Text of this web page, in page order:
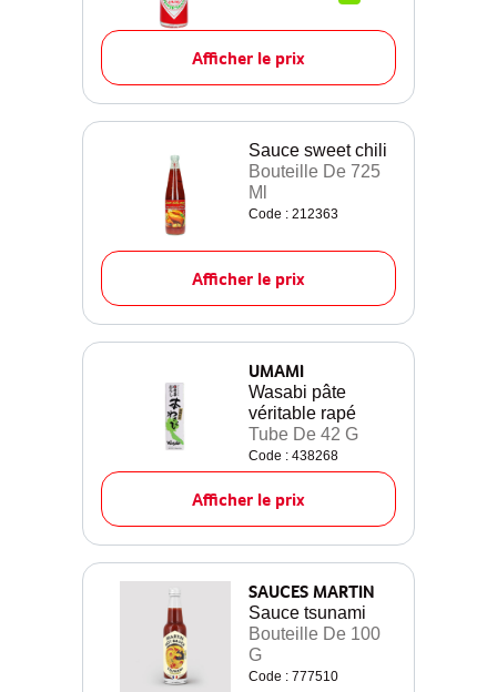
Afficher le prix
Sauce sweet chili
Bouteille De 725
Ml
Code : 212363
Afficher le prix
UMAMI
Wasabi pâte
véritable rapé
Tube De 42 G
Code : 438268
Afficher le prix
SAUCES MARTIN
Sauce tsunami
Bouteille De 100
G
Code : 777510